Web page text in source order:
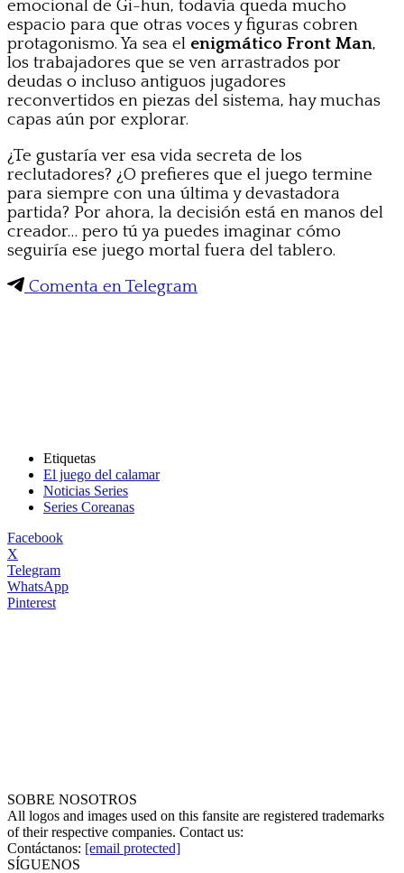
emocional de Gi-hun, todavía queda mucho
espacio para que otras voces y figuras cobren
protagonismo. Ya sea el enigmático Front Man,
los trabajadores que se ven arrastrados por
deudas o incluso antiguos jugadores
reconvertidos en piezas del sistema, hay muchas
capas aún por explorar.
¿Te gustaría ver esa vida secreta de los
reclutadores? ¿O prefieres que el juego termine
para siempre con una última y devastadora
partida? Por ahora, la decisión está en manos del
creador… pero tú ya puedes imaginar cómo
seguiría ese juego mortal fuera del tablero.
Comenta en Telegram
Etiquetas
El juego del calamar
Noticias Series
Series Coreanas
Facebook
X
Telegram
WhatsApp
Pinterest
SOBRE NOSOTROS
All logos and images used on this fansite are registered trademarks
of their respective companies. Contact us:
Contáctanos: [email protected]
SÍGUENOS